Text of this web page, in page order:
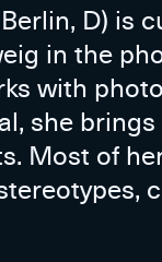
D) is
in the
with
she
Most of